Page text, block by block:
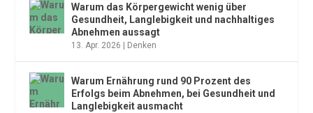
Warum das Körpergewicht wenig über
Gesundheit, Langlebigkeit und nachhaltiges
Abnehmen aussagt
13. Apr. 2026 Denken
Warum Ernährung rund 90 Prozent des
Erfolgs beim Abnehmen, bei Gesundheit und
Langlebigkeit ausmacht